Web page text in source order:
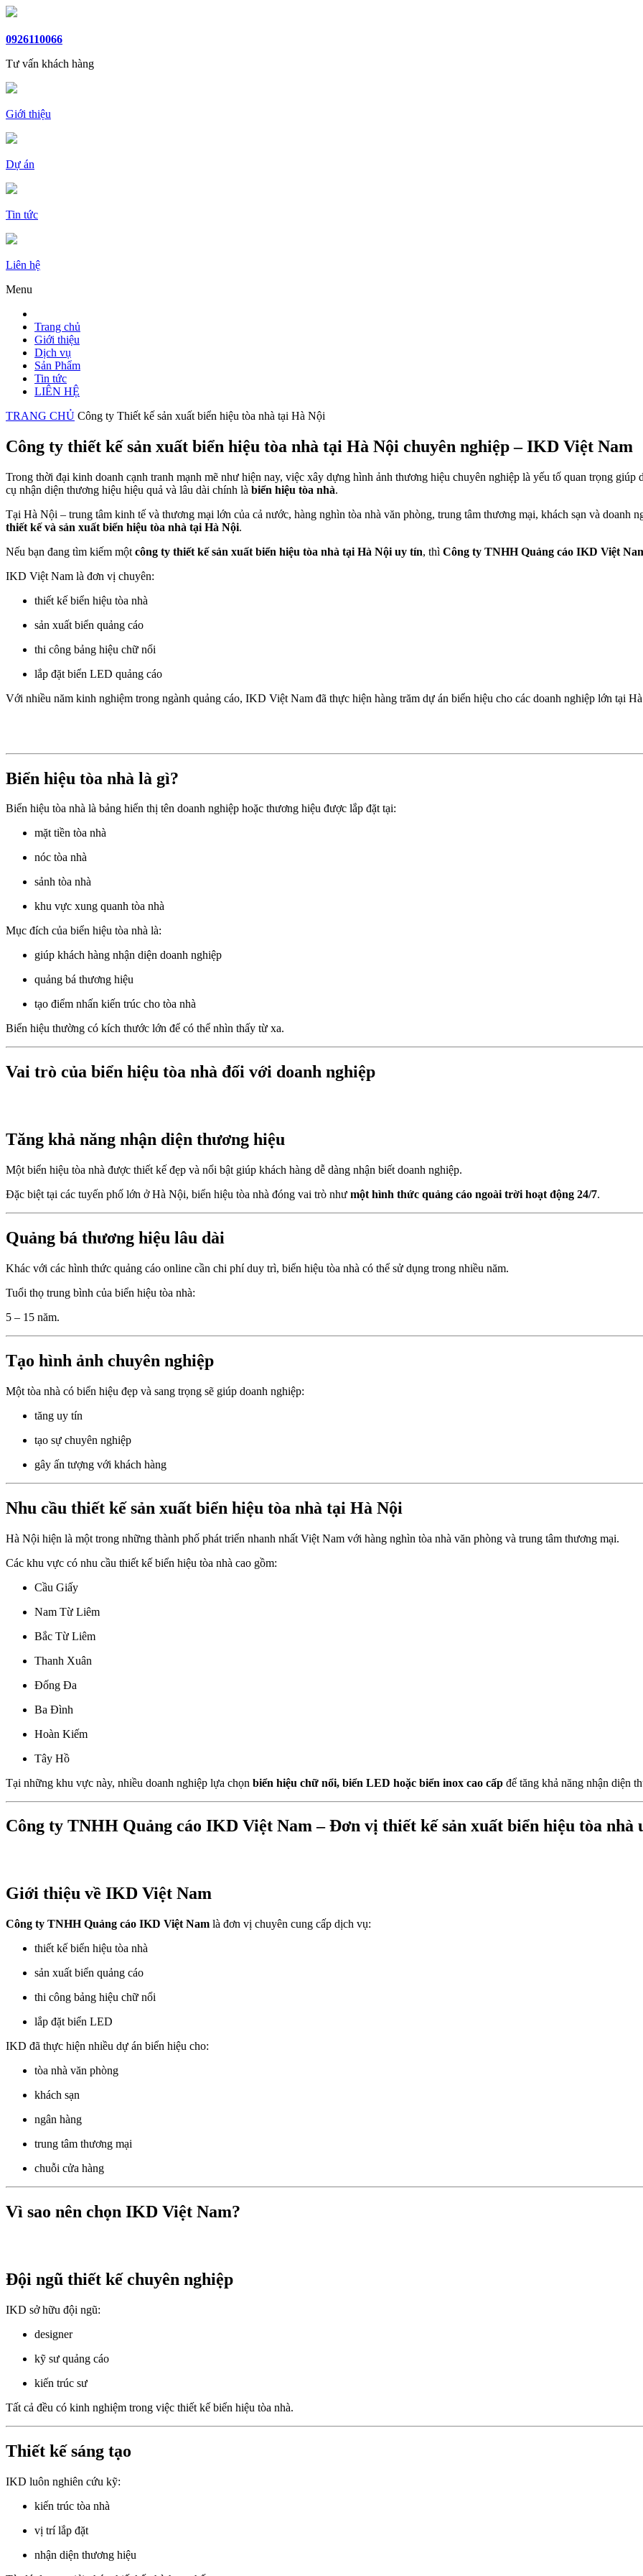
0926110066
Tư vấn khách hàng
Giới thiệu
Dự án
Tin tức
Liên hệ
Menu
Trang chủ
Giới thiệu
Dịch vụ
Sản Phẩm
Tin tức
LIÊN HỆ
TRANG CHỦ Công ty Thiết kế sản xuất biển hiệu tòa nhà tại Hà Nội
Công ty thiết kế sản xuất biển hiệu tòa nhà tại Hà Nội chuyên nghiệp – IKD Việt Nam
Trong thời đại kinh doanh cạnh tranh mạnh mẽ như hiện nay, việc xây dựng hình ảnh thương hiệu chuyên nghiệp là yếu tố quan trọng
cụ nhận diện thương hiệu hiệu quả và lâu dài chính là biển hiệu tòa nhà.
Tại Hà Nội – trung tâm kinh tế và thương mại lớn của cả nước, hàng nghìn tòa nhà văn phòng, trung tâm thương mại, khách sạn và doanh
thiết kế và sản xuất biển hiệu tòa nhà tại Hà Nội.
Nếu bạn đang tìm kiếm một công ty thiết kế sản xuất biển hiệu tòa nhà tại Hà Nội uy tín, thì Công ty TNHH Quảng cáo IKD Việt
IKD Việt Nam là đơn vị chuyên:
thiết kế biển hiệu tòa nhà
sản xuất biển quảng cáo
thi công bảng hiệu chữ nổi
lắp đặt biển LED quảng cáo
Với nhiều năm kinh nghiệm trong ngành quảng cáo, IKD Việt Nam đã thực hiện hàng trăm dự án biển hiệu cho các doanh nghiệp lớn tại
Biển hiệu tòa nhà là gì?
Biển hiệu tòa nhà là bảng hiển thị tên doanh nghiệp hoặc thương hiệu được lắp đặt tại:
mặt tiền tòa nhà
nóc tòa nhà
sảnh tòa nhà
khu vực xung quanh tòa nhà
Mục đích của biển hiệu tòa nhà là:
giúp khách hàng nhận diện doanh nghiệp
quảng bá thương hiệu
tạo điểm nhấn kiến trúc cho tòa nhà
Biển hiệu thường có kích thước lớn để có thể nhìn thấy từ xa.
Vai trò của biển hiệu tòa nhà đối với doanh nghiệp
Tăng khả năng nhận diện thương hiệu
Một biển hiệu tòa nhà được thiết kế đẹp và nổi bật giúp khách hàng dễ dàng nhận biết doanh nghiệp.
Đặc biệt tại các tuyến phố lớn ở Hà Nội, biển hiệu tòa nhà đóng vai trò như một hình thức quảng cáo ngoài trời hoạt động 24/7.
Quảng bá thương hiệu lâu dài
Khác với các hình thức quảng cáo online cần chi phí duy trì, biển hiệu tòa nhà có thể sử dụng trong nhiều năm.
Tuổi thọ trung bình của biển hiệu tòa nhà:
5 – 15 năm.
Tạo hình ảnh chuyên nghiệp
Một tòa nhà có biển hiệu đẹp và sang trọng sẽ giúp doanh nghiệp:
tăng uy tín
tạo sự chuyên nghiệp
gây ấn tượng với khách hàng
Nhu cầu thiết kế sản xuất biển hiệu tòa nhà tại Hà Nội
Hà Nội hiện là một trong những thành phố phát triển nhanh nhất Việt Nam với hàng nghìn tòa nhà văn phòng và trung tâm thương mại.
Các khu vực có nhu cầu thiết kế biển hiệu tòa nhà cao gồm:
Cầu Giấy
Nam Từ Liêm
Bắc Từ Liêm
Thanh Xuân
Đống Đa
Ba Đình
Hoàn Kiếm
Tây Hồ
Tại những khu vực này, nhiều doanh nghiệp lựa chọn biển hiệu chữ nổi, biển LED hoặc biển inox cao cấp để tăng khả năng nhận diện
Công ty TNHH Quảng cáo IKD Việt Nam – Đơn vị thiết kế sản xuất biển hiệu tòa nhà
Giới thiệu về IKD Việt Nam
Công ty TNHH Quảng cáo IKD Việt Nam là đơn vị chuyên cung cấp dịch vụ:
thiết kế biển hiệu tòa nhà
sản xuất biển quảng cáo
thi công bảng hiệu chữ nổi
lắp đặt biển LED
IKD đã thực hiện nhiều dự án biển hiệu cho:
tòa nhà văn phòng
khách sạn
ngân hàng
trung tâm thương mại
chuỗi cửa hàng
Vì sao nên chọn IKD Việt Nam?
Đội ngũ thiết kế chuyên nghiệp
IKD sở hữu đội ngũ:
designer
kỹ sư quảng cáo
kiến trúc sư
Tất cả đều có kinh nghiệm trong việc thiết kế biển hiệu tòa nhà.
Thiết kế sáng tạo
IKD luôn nghiên cứu kỹ:
kiến trúc tòa nhà
vị trí lắp đặt
nhận diện thương hiệu